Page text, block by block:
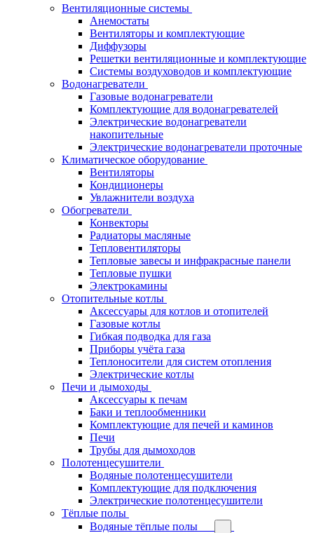
Вентиляционные системы
Анемостаты
Вентиляторы и комплектующие
Диффузоры
Решетки вентиляционные и комплектующие
Системы воздуховодов и комплектующие
Водонагреватели
Газовые водонагреватели
Комплектующие для водонагревателей
Электрические водонагреватели
накопительные
Электрические водонагреватели проточные
Климатическое оборудование
Вентиляторы
Кондиционеры
Увлажнители воздуха
Обогреватели
Конвекторы
Радиаторы масляные
Тепловентиляторы
Тепловые завесы и инфракрасные панели
Тепловые пушки
Электрокамины
Отопительные котлы
Аксессуары для котлов и отопителей
Газовые котлы
Гибкая подводка для газа
Приборы учёта газа
Теплоносители для систем отопления
Электрические котлы
Печи и дымоходы
Аксессуары к печам
Баки и теплообменники
Комплектующие для печей и каминов
Печи
Трубы для дымоходов
Полотенцесушители
Водяные полотенцесушители
Комплектующие для подключения
Электрические полотенцесушители
Тёплые полы
Водяные тёплые полы